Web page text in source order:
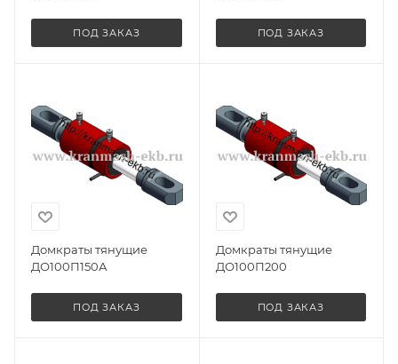
ПОД ЗАКАЗ ПОД ЗАКАЗ
Домкраты тянущие
ДО100П150А
ПОД ЗАКАЗ
Домкраты тянущие
ДО100П200
ПОД ЗАКАЗ